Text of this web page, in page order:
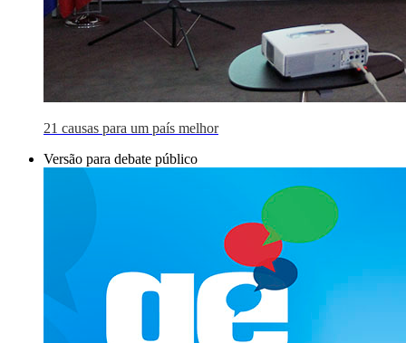
21 causas para um país melhor
Versão para debate público